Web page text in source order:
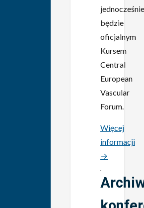
jednocześnie
będzie
oficjalnym
Kursem
Central
European
Vascular
Forum.
Więcej
informacji
→